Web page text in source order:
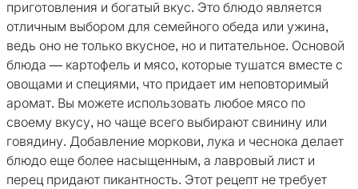
приготовления и богатый вкус. Это блюдо является
отличным выбором для семейного обеда или ужина,
ведь оно не только вкусное, но и питательное. Основой
блюда — картофель и мясо, которые тушатся вместе с
овощами и специями, что придает им неповторимый
аромат. Вы можете использовать любое мясо по
своему вкусу, но чаще всего выбирают свинину или
говядину. Добавление моркови, лука и чеснока делает
блюдо еще более насыщенным, а лавровый лист и
перец придают пикантность. Этот рецепт не требует